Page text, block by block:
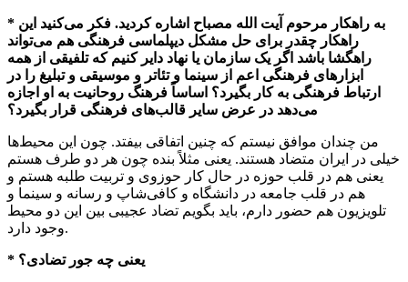
* به راهکار مرحوم آیت الله مصباح اشاره کردید. فکر می‌کنید این
راهکار چقدر برای حل مشکل دیپلماسی فرهنگی هم می‌تواند
راهگشا باشد اگر یک سازمان یا نهاد دایر کنیم که تلفیقی از همه
ابزارهای فرهنگی اعم از سینما و تئاتر و موسیقی و تبلیغ را در
ارتباط فرهنگی به کار بگیرد؟ اساساً فرهنگ روحانیت به او اجازه
می‌دهد در عرض سایر قالب‌های فرهنگی قرار بگیرد؟
من چندان موافق نیستم که چنین اتفاقی بیفتد. چون این محیط‌ها
خیلی در ایران متضاد هستند. یعنی مثلاً بنده چون هر دو طرف هستم
یعنی هم در قلب حوزه در حال کار حوزوی و تربیت طلبه هستم و
هم در قلب جامعه در دانشگاه و کافی‌شاپ و رسانه و سینما و
تلویزیون هم حضور دارم، باید بگویم تضاد عجیبی بین این دو محیط
وجود دارد.
* یعنی چه جور تضادی؟